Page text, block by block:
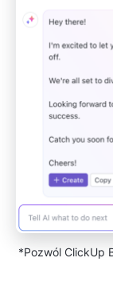
*Pozwól ClickUp